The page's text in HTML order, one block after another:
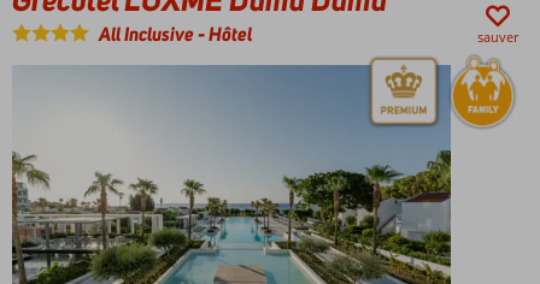
All Inclusive-Hôtel sauver